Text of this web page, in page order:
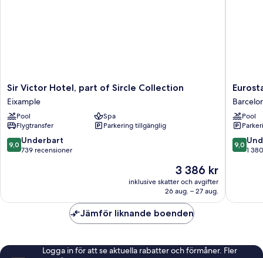
Sir
Victor
Hotel,
part
of
Sircle
Collection
Sir Victor Hotel, part of Sircle Collection
Eixample
Pool
Spa
Flygtransfer
Parkering tillgänglig
9.0
av
9,0 Underbart
739 recensioner
Priset
är
3 386 kr
3 386 kr
inklusive skatter och avgifter
26 aug. – 27 aug.
Grand
Marina
centrum
Pool
9.0
av
9,0
1
Jämför liknande boenden
Logga in för att se aktuella rabatter och förmåner. Fler